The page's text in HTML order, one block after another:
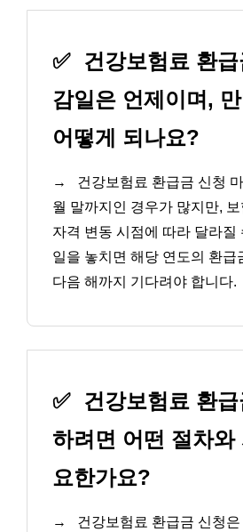
✅
건강보험료 환
감일은 언제이며,
어떻게 되나요?
→
건강보험료 환급금 신청
월 말까지인 경우가 많지만,
자격 변동 시점에 따라 달라질
일을 놓치면 해당 연도의 환급
다음 해까지 기다려야 합니다.
✅
건강보험료 환
하려면 어떤 절차와
요한가요?
→
건강보험료 환급금 신청